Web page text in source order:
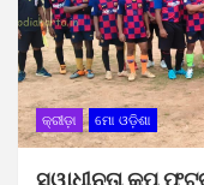
କ୍ରୀଡ଼ା ମୋ ଓଡ଼ିଶା
ସ୍ୱାଧୀନତା କପ